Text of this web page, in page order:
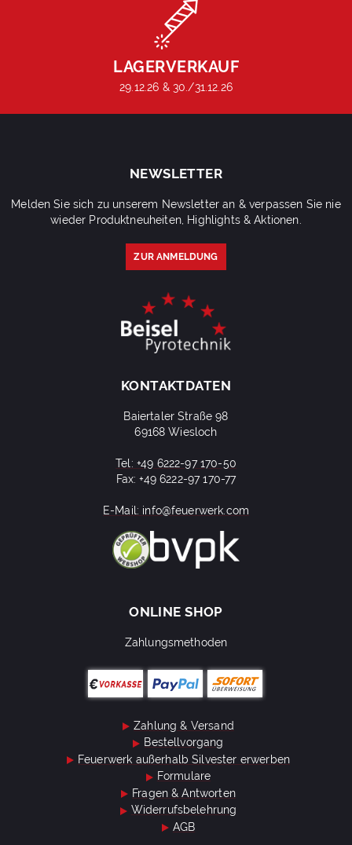
LAGERVERKAUF
29.12.26 & 30./31.12.26
NEWSLETTER
Melden Sie sich zu unserem Newsletter an & verpassen Sie nie
wieder Produktneuheiten, Highlights & Aktionen.
ZUR ANMELDUNG
KONTAKTDATEN
Baiertaler Straße 98
69168 Wiesloch
Tel: +49 6222-97 170-50
Fax: +49 6222-97 170-77
E-Mail: info@feuerwerk.com
ONLINE SHOP
Zahlungsmethoden
Zahlung & Versand
Bestellvorgang
Feuerwerk außerhalb Silvester erwerben
Formulare
Fragen & Antworten
Widerrufsbelehrung
AGB